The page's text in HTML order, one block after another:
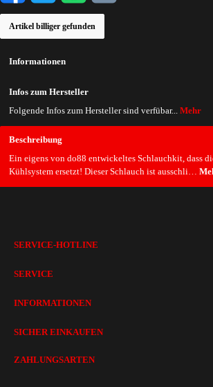
Artikel billiger gefunden
Beschreibung
Ein eigens von do88 entwickeltes Schlauchkit, dass
Kühlsystem ersetzt! Dieser Schlauch ist ausschli…
Informationen
Infos zum Hersteller
Folgende Infos zum Hersteller sind verfübar... Mehr
SERVICE-HOTLINE
SERVICE
INFORMATIONEN
SICHER EINKAUFEN
ZAHLUNGSARTEN